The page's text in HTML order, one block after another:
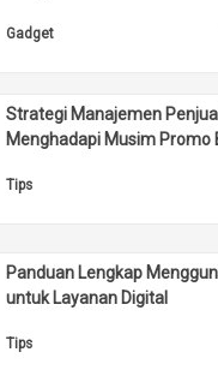
Gadget
Strategi Manajemen
Menghadapi Musim Promo
Tips
Panduan Lengkap
untuk Layanan Digital
Tips